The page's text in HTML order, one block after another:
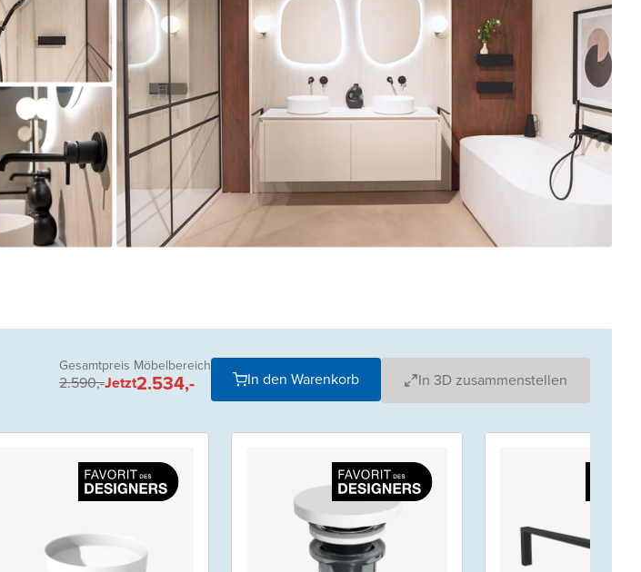
Gesamtpreis Möbelbereich
2.590,-Jetzt2.534,- In den Warenkorb In 3D zusammenstellen